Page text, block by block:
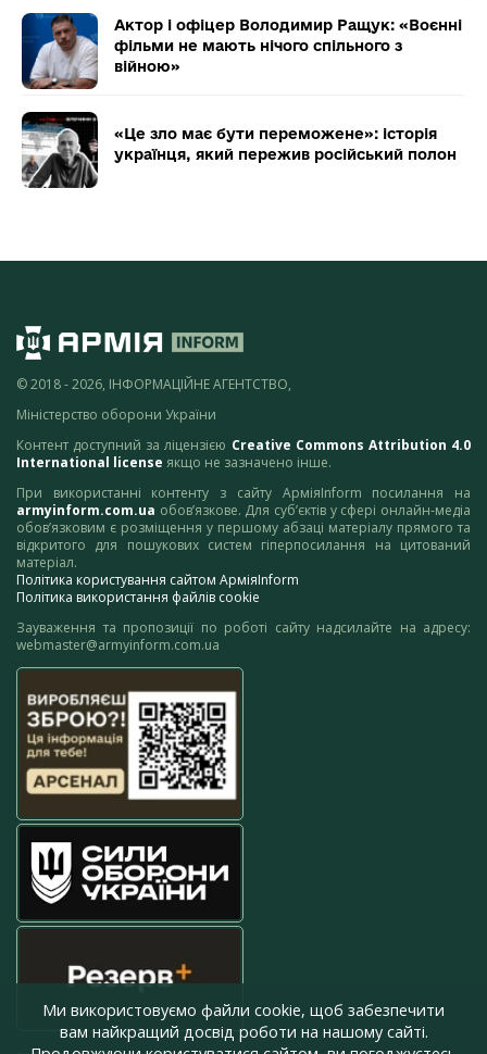
Актор і офіцер Володимир Ращук: «Воєнні
фільми не мають нічого спільного з
війною»
«Це зло має бути переможене»: історія
українця, який пережив російський полон
© 2018 - 2026, ІНФОРМАЦІЙНЕ АГЕНТСТВО,
Міністерство оборони України
Контент доступний за ліцензією Creative Commons Attribution 4.0
International license якщо не зазначено інше.
При використанні контенту з сайту АрміяInform посилання на
armyinform.com.ua обов’язкове. Для суб’єктів у сфері онлайн-медіа
обов’язковим є розміщення у першому абзаці матеріалу прямого та
відкритого для пошукових систем гіперпосилання на цитований
матеріал.
Політика користування сайтом АрміяInform
Політика використання файлів cookie
Зауваження та пропозиції по роботі сайту надсилайте на адресу:
webmaster@armyinform.com.ua
Ми використовуємо файли cookie, щоб забезпечити
вам найкращий досвід роботи на нашому сайті.